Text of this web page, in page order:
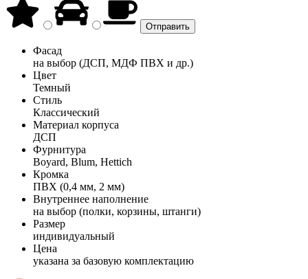
Фасад
на выбор (ДСП, МДФ ПВХ и др.)
Цвет
Темный
Стиль
Классический
Материал корпуса
ДСП
Фурнитура
Boyard, Blum, Hettich
Кромка
ПВХ (0,4 мм, 2 мм)
Внутреннее наполнение
на выбор (полки, корзины, штанги)
Размер
индивидуальный
Цена
указана за базовую комплектацию